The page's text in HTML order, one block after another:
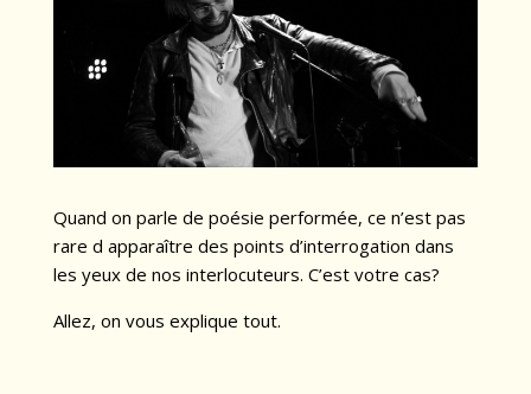
Quand on parle de poésie performée, ce n’est pas
rare d apparaître des points d’interrogation dans
les yeux de nos interlocuteurs. C’est votre cas?
Allez, on vous explique tout.